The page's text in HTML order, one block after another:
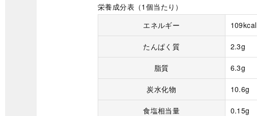
栄養成分表（1個当たり）
エネルギー
109kcal
たんぱく質 2.3g
脂質 6.3g
炭水化物 10.6g
食塩相当量 0.15g